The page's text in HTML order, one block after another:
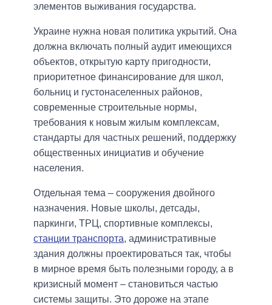
элементов выживания государства.
Украине нужна новая политика укрытий. Она
должна включать полный аудит имеющихся
объектов, открытую карту пригодности,
приоритетное финансирование для школ,
больниц и густонаселенных районов,
современные строительные нормы,
требования к новым жилым комплексам,
стандарты для частных решений, поддержку
общественных инициатив и обучение
населения.
Отдельная тема – сооружения двойного
назначения. Новые школы, детсады,
паркинги, ТРЦ, спортивные комплексы,
станции транспорта, административные
здания должны проектироваться так, чтобы
в мирное время быть полезными городу, а в
кризисный момент – становиться частью
системы защиты. Это дороже на этапе